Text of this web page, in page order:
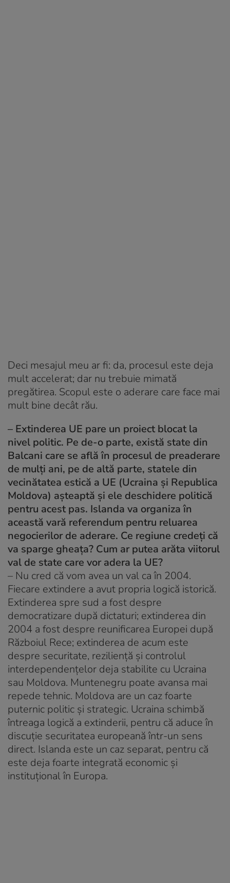
Deci mesajul meu ar fi: da, procesul este deja
mult accelerat; dar nu trebuie mimată
pregătirea. Scopul este o aderare care face mai
mult bine decât rău.
– Extinderea UE pare un proiect blocat la
nivel politic. Pe de-o parte, există state din
Balcani care se află în procesul de preaderare
de mulți ani, pe de altă parte, statele din
vecinătatea estică a UE (Ucraina și Republica
Moldova) așteaptă și ele deschidere politică
pentru acest pas. Islanda va organiza în
această vară referendum pentru reluarea
negocierilor de aderare. Ce regiune credeți că
va sparge gheața? Cum ar putea arăta viitorul
val de state care vor adera la UE?
– Nu cred că vom avea un val ca în 2004.
Fiecare extindere a avut propria logică istorică.
Extinderea spre sud a fost despre
democratizare după dictaturi; extinderea din
2004 a fost despre reunificarea Europei după
Războiul Rece; extinderea de acum este
despre securitate, reziliență și controlul
interdependențelor deja stabilite cu Ucraina
sau Moldova. Muntenegru poate avansa mai
repede tehnic. Moldova are un caz foarte
puternic politic și strategic. Ucraina schimbă
întreaga logică a extinderii, pentru că aduce în
discuție securitatea europeană într-un sens
direct. Islanda este un caz separat, pentru că
este deja foarte integrată economic și
instituțional în Europa.